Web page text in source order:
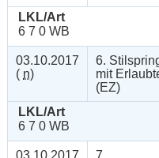
LKL/Art
6 7 0 WB
03.10.2017
( n)
6.
mit
(EZ)
LKL/Art
6 7 0 WB
03.10.2017
7.